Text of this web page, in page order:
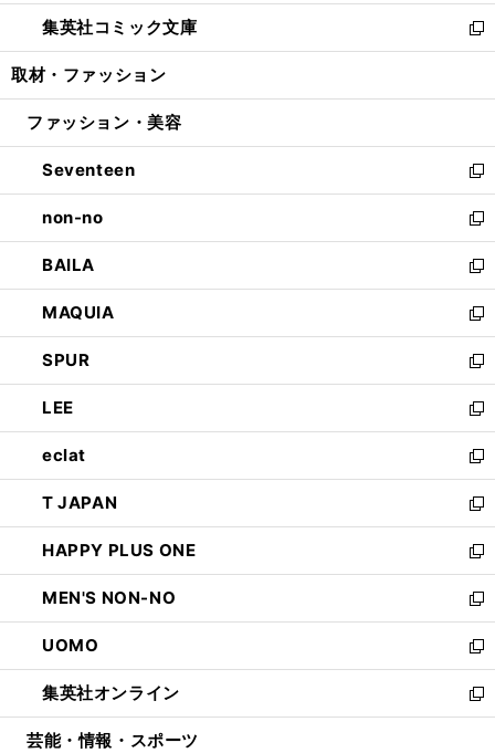
く
ウ
で
開
ン
ド
ウ
開
ウ
ィ
ン
ウ
開
く
し
い
ウ
ン
ウ
で
開
く
集英社コミック文庫
新
し
ウ
ン
ド
ウ
で
開
く
取材・ファッション
ファッション・美容
Seventeen
新
し
い
ウ
ィ
ン
ド
ウ
で
開
く
non-no
新
し
い
ウ
ィ
ン
ド
ウ
で
開
く
BAILA
新
し
い
ウ
ィ
ン
ド
ウ
で
開
く
MAQUIA
新
し
い
ウ
ィ
ン
ド
ウ
で
開
く
SPUR
新
し
い
ウ
ィ
ン
ド
ウ
で
開
く
LEE
新
し
い
ウ
ィ
ン
ド
ウ
で
開
く
eclat
新
し
い
ウ
ィ
ン
ド
ウ
で
開
く
T JAPAN
新
し
い
ウ
ィ
ン
ド
ウ
で
開
HAPPY PLUS ONE
新
し
い
ウ
ィ
ン
ド
ウ
MEN'S NON-NO
新
し
い
ウ
ィ
ン
UOMO
新
し
い
ウ
集英社オンライン
新
し
芸能・情報・スポーツ